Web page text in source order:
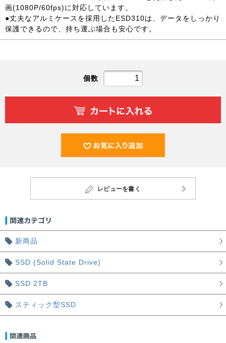
画(1080P/60fps)に対応しています。
●丈夫なアルミケースを採用したESD310は、データをしっかり
保護できるので、持ち運ぶ場合も安心です。
個数
レビューを書く
新商品
SSD (Solid State Drive)
SSD 2TB
スティック型SSD